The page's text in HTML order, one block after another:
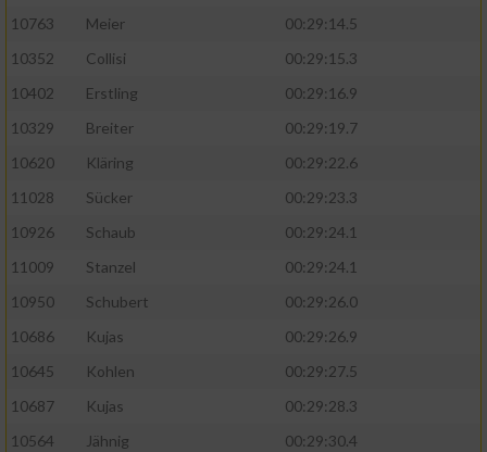
10763
Meier
00:29:14.5
10352
Collisi
00:29:15.3
10402
Erstling
00:29:16.9
10329
Breiter
00:29:19.7
10620
Kläring
00:29:22.6
11028
Sücker
00:29:23.3
10926
Schaub
00:29:24.1
11009
Stanzel
00:29:24.1
10950
Schubert
00:29:26.0
10686
Kujas
00:29:26.9
10645
Kohlen
00:29:27.5
10687
Kujas
00:29:28.3
10564
Jähnig
00:29:30.4